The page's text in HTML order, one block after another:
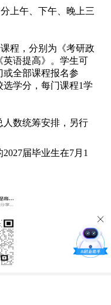
上午、下午、晚上三
程，分别为《考研政
英语提高》。学生可
全部课程报名参
学分，每门课程1学
人数统筹安排，另行
届毕业生在7月1